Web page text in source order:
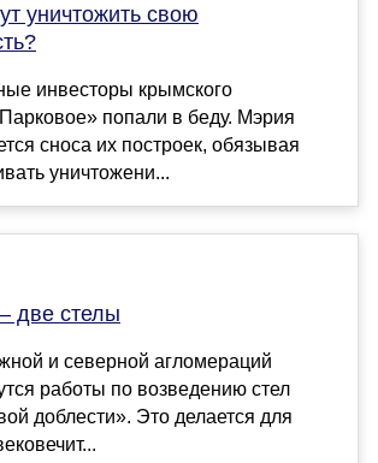
уничтожить свою
инвесторы крымского
попали в беду. Мэрия
сноса их построек, обязывая
уничтожени...
две стелы
и северной агломераций
работы по возведению стел
доблести». Это делается для